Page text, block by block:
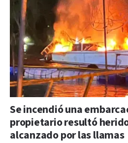
Se incendió una
propietario resultó
alcanzado por las llamas